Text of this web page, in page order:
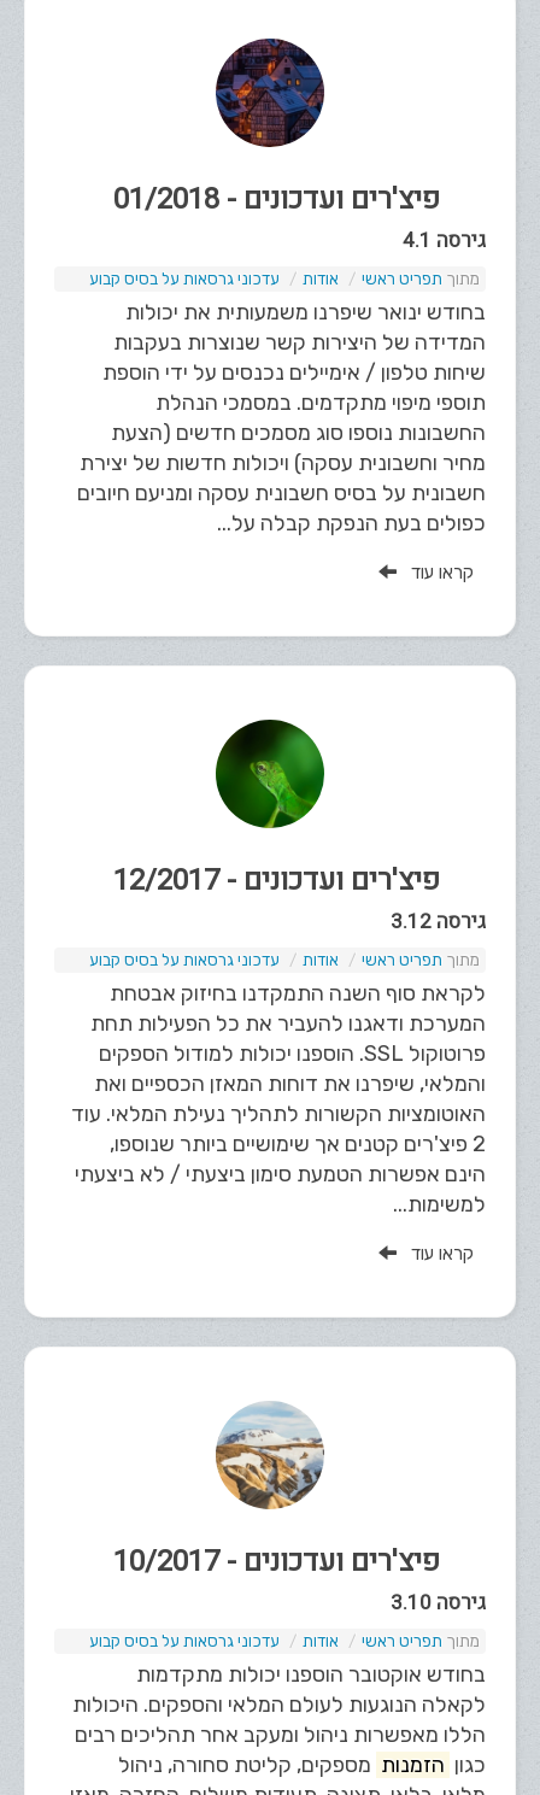
פיצ'רים ועדכונים - 01/2018
גירסה 4.1
תפריט ראשי אודות עדכוני גרסאות על בסיס קבוע
בחודש ינואר שיפרנו משמעותית את יכולות
המדידה של היצירות קשר שנוצרות בעקבות
שיחות טלפון / אימיילים נכנסים על ידי הוספת
תוספי מיפוי מתקדמים. במסמכי הנהלת
החשבונות נוספו סוג מסמכים חדשים (הצעת
מחיר וחשבונית עסקה) ויכולות חדשות של יצירת
חשבונית על בסיס חשבונית עסקה ומניעם חיובים
כפולים בעת הנפקת קבלה על...
קראו עוד
פיצ'רים ועדכונים - 12/2017
גירסה 3.12
תפריט ראשי אודות עדכוני גרסאות על בסיס קבוע
לקראת סוף השנה התמקדנו בחיזוק אבטחת
המערכת ודאגנו להעביר את כל הפעילות תחת
פרוטוקול SSL. הוספנו יכולות למודול הספקים
והמלאי, שיפרנו את דוחות המאזן הכספיים ואת
האוטומציות הקשורות לתהליך נעילת המלאי. עוד
2 פיצ'רים קטנים אך שימושיים ביותר שנוספו,
הינם אפשרות הטמעת סימון ביצעתי / לא ביצעתי
למשימות...
קראו עוד
פיצ'רים ועדכונים - 10/2017
גירסה 3.10
תפריט ראשי אודות עדכוני גרסאות על בסיס קבוע
בחודש אוקטובר הוספנו יכולות מתקדמות
לקאלה הנוגעות לעולם המלאי והספקים. היכולות
הללו מאפשרות ניהול ומעקב אחר תהליכים רבים
כגון הזמנות מספקים, קליטת סחורה, ניהול